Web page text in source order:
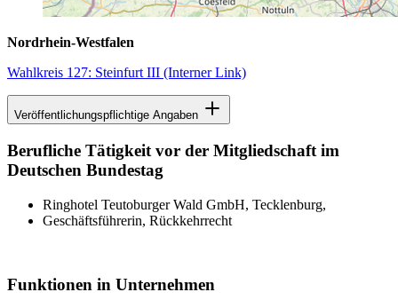
Nordrhein-Westfalen
Wahlkreis 127: Steinfurt III (Interner Link)
Veröffentlichungspflichtige Angaben
Berufliche Tätigkeit vor der Mitgliedschaft im
Deutschen Bundestag
Ringhotel Teutoburger Wald GmbH, Tecklenburg,
Geschäftsführerin, Rückkehrrecht
Funktionen in Unternehmen